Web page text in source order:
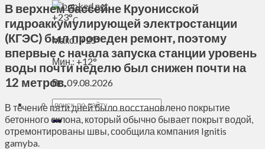
+23°C
Макс.: +25°
Мин.: +12°
Вс, 09.08.2026
В верхнем бассейне Круонисской
гидроаккумулирующей электростанции
(КГЭС) был проведен ремонт, поэтому
впервые с начала запуска станции уровень
воды почти неделю был снижен почти на
12 метров.
В течение пяти дней было восстановлено покрытие
бетонного склона, который обычно бывает покрыт водой,
отремонтированы швы, сообщила компания Ignitis
gamyba.